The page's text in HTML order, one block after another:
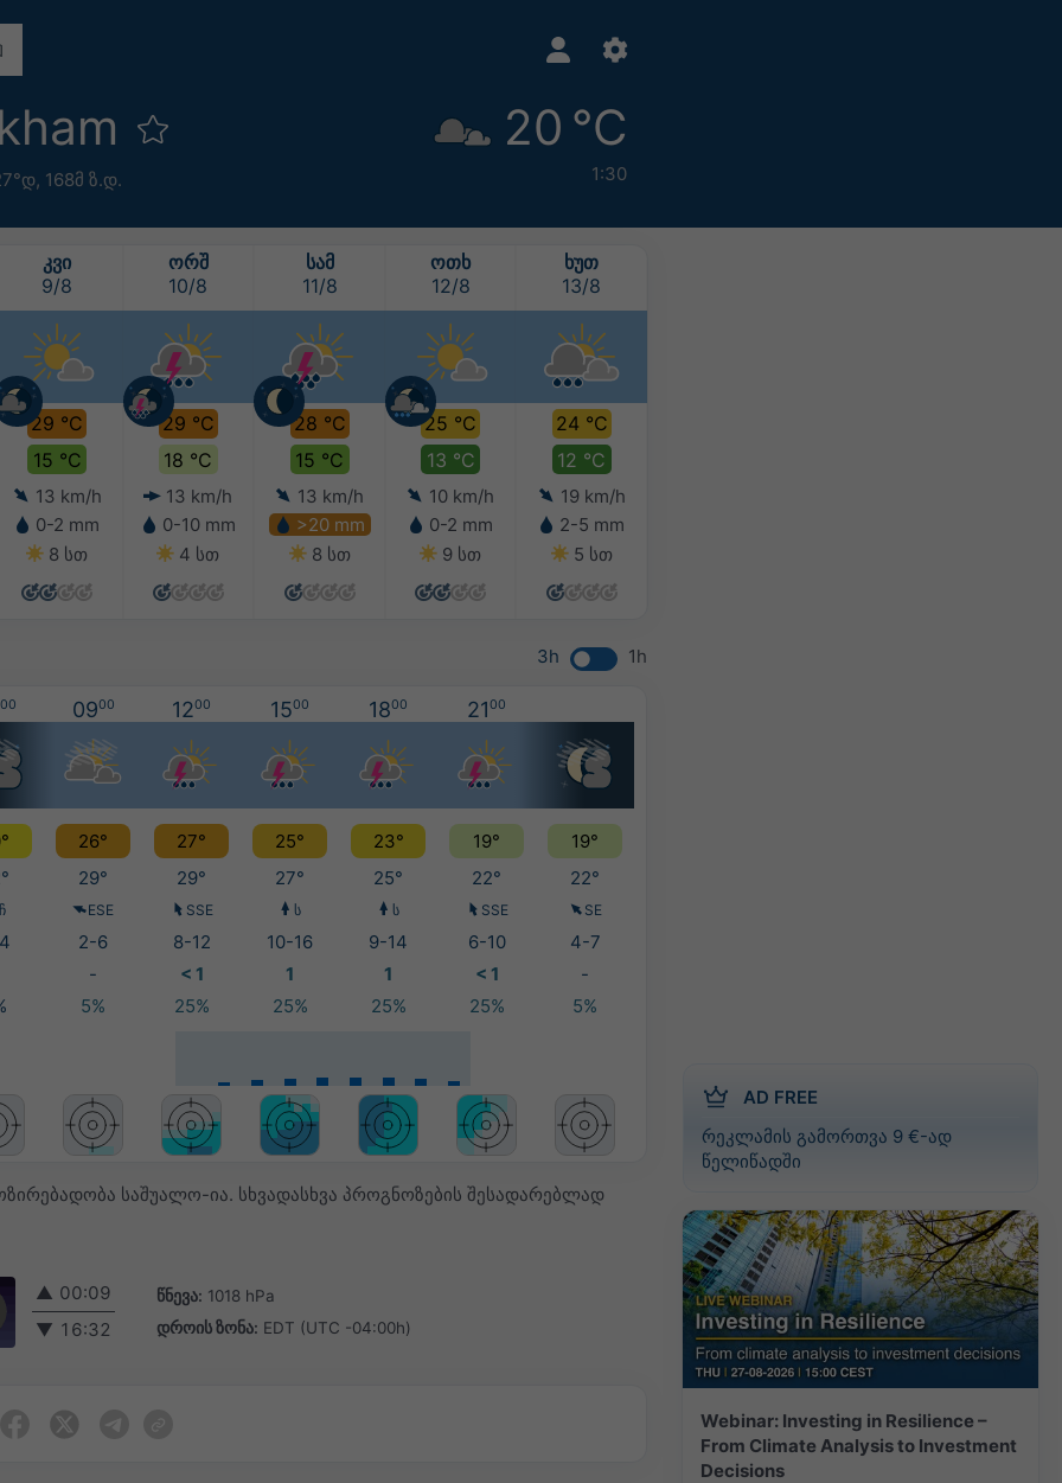
168მ ზ.დ.
20 °C
1:30
AD FREE
რეკლამის გამორთვა 9 €-ად
წელიწადში
Webinar: Investing in Resilience –
From Climate Analysis to Investment
Decisions
ᲙᲕᲘ
9/8
29 °C
15 °C
13 km/h
0-2 mm
8 სთ
ᲝᲠᲨ
10/8
29 °C
18 °C
13 km/h
0-10 mm
4 სთ
ᲡᲐᲛ
11/8
28 °C
15 °C
13 km/h
>20 mm
8 სთ
ᲝᲗᲮ
12/8
25 °C
13 °C
10 km/h
0-2 mm
9 სთ
ᲮᲣᲗ
13/8
24 °C
12 °C
19 km/h
2-5 mm
5 სთ
3h 1h
00 0900 1200 1500 1800 2100
26° 27° 25° 23° 19°
19°
29° 29° 27° 25° 22° 22°
ჩ ESE SSE ს ს SSE SE
2-6 8-12 10-16 9-14 6-10
4-7
- < 1 1 1 < 1
-
5% 25% 25% 25% 25% 5%
საშუალო-ია. სხვადასხვა პროგნოზების შესადარებლად
▲ 00:09
▼ 16:32
წნევა: 1018 hPa
დროის ზონა: EDT (UTC -04:00h)